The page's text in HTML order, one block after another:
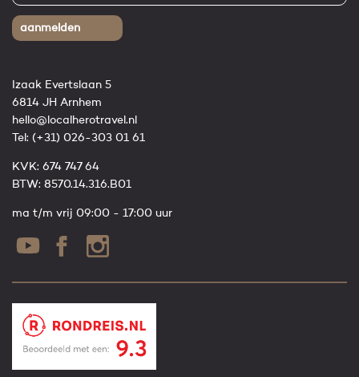
aanmelden
Izaak Evertslaan 5
6814 JH Arnhem
hello@localherotravel.nl
Tel: (+31) 026-303 01 61
KVK: 674 747 64
BTW: 8570.14.316.B01
ma t/m vrij 09:00 - 17:00 uur